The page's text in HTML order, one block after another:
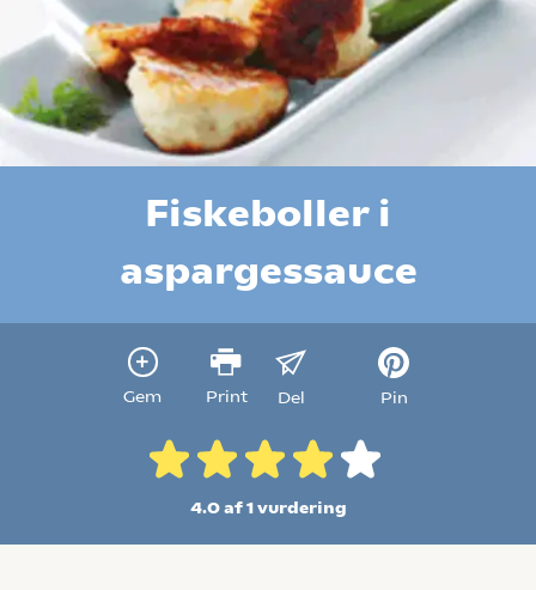
Fiskeboller i
aspargessauce
Gem Print Del Pin
4.0 af 1vurdering